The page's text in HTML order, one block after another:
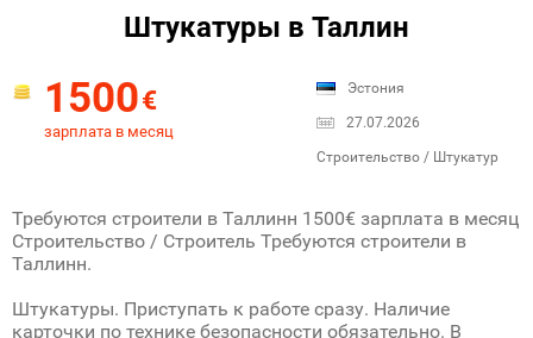
Штукатуры в Таллин
1500€
зарплата в месяц
Эстония
27.07.2026
Строительство / Штукатур
Требуются строители в Таллинн 1500€ зарплата в месяц
Строительство / Строитель Требуются строители в
Таллинн.
Штукатуры. Приступать к работе сразу. Наличие
карточки по технике безопасности обязательно. В